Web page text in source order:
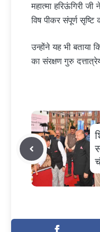
महात्मा हरिऊंगिरी
विष पीकर संपूर्ण
उन्होंने यह भी बताया
का संरक्षण गुरु